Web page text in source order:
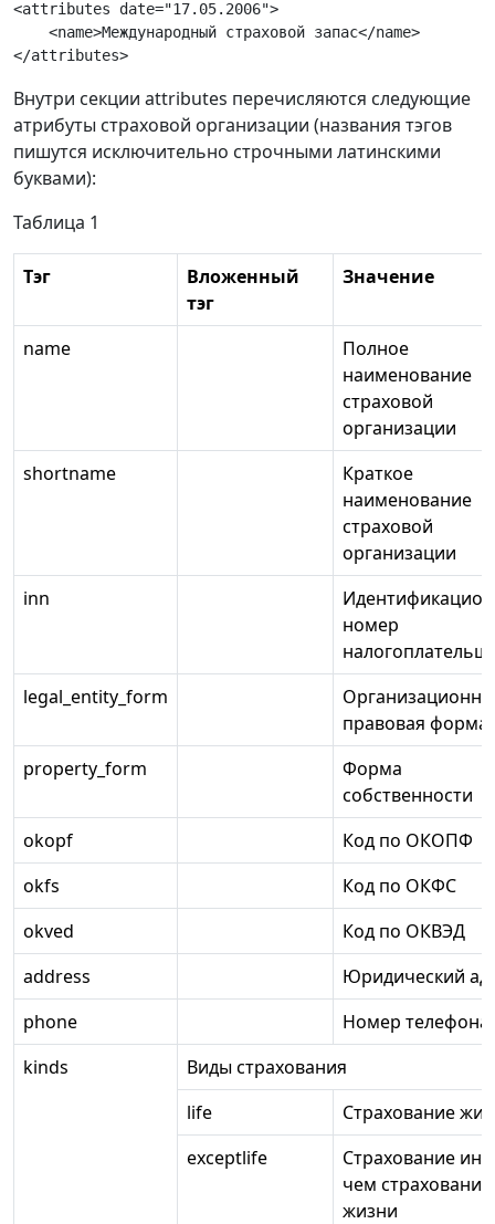
<attributes date="17.05.2006">
    <name>Международный страховой запас</name>
Внутри секции attributes перечисляются следующие
атрибуты страховой организации (названия тэгов
пишутся исключительно строчными латинскими
буквами):
Таблица 1
Тэг
Вложенный
тэг
Значение
name
Полное
наименование
страховой
организации
shortname
Краткое
наименование
страховой
организации
inn
номер
legal_entity_form
правовая форма
property_form
Форма
собственности
okopf
Код по ОКОПФ
okfs
Код по ОКФС
okved
Код по ОКВЭД
address
Юридический
phone
Номер телефона
kinds
Виды страхования
life
Страхование
exceptlife
Страхование
чем страхование
жизни